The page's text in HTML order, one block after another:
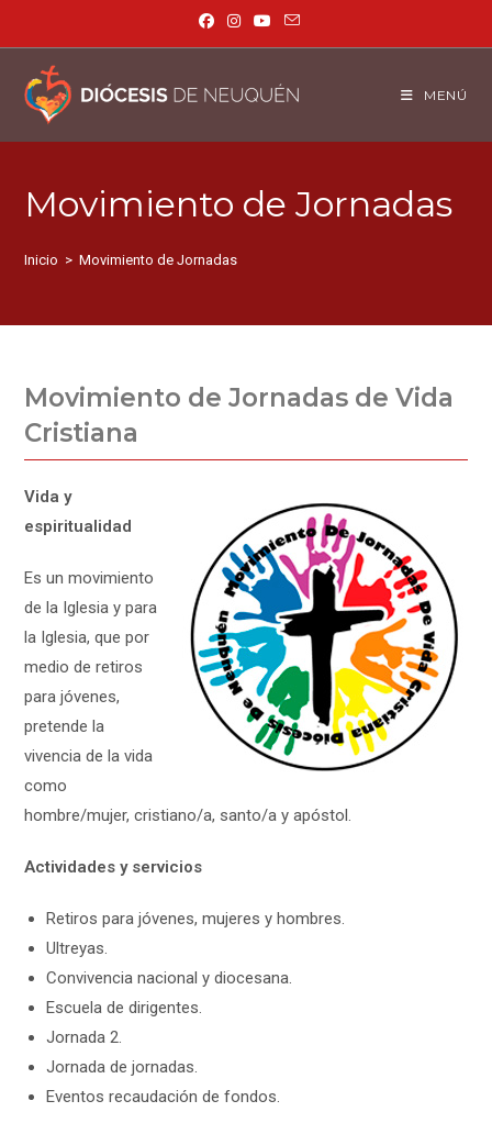
MENÚ
Movimiento de Jornadas
Inicio > Movimiento de Jornadas
Movimiento de Jornadas de Vida
Cristiana
Vida y
espiritualidad
Es un movimiento
de la Iglesia y para
la Iglesia, que por
medio de retiros
para jóvenes,
pretende la
vivencia de la vida
como
hombre/mujer, cristiano/a, santo/a y apóstol.
Actividades y servicios
Retiros para jóvenes, mujeres y hombres.
Ultreyas.
Convivencia nacional y diocesana.
Escuela de dirigentes.
Jornada 2.
Jornada de jornadas.
Eventos recaudación de fondos.